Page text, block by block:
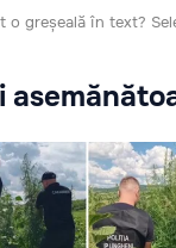
o greșeală în text?